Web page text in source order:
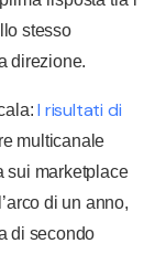
stesso
direzione.
I risultati di
multicanale
sui marketplace
di un anno,
di secondo